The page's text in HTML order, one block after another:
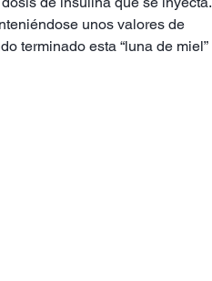
unos valores de
terminado esta “luna de miel”